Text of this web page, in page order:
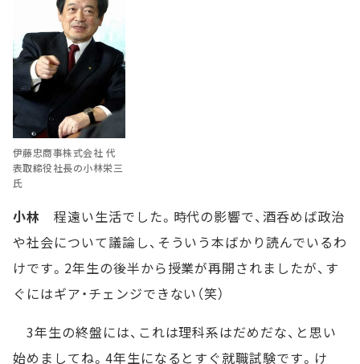
伊藤忠商事株式会社 代
表取締役社長の小林栄三
氏
小林 程遠い生活でした。時代の影響で、酒呑めば政治
や社会について議論し、そういう本ばかり読んでいるわ
けです。2年生の後半から授業が再開されましたが、す
ぐにはギア・チェンジできない（笑）
3年生の終盤には、これは理科系はだめだな、と思い
始めましてね。4年生になるとすぐ就職試験です。け